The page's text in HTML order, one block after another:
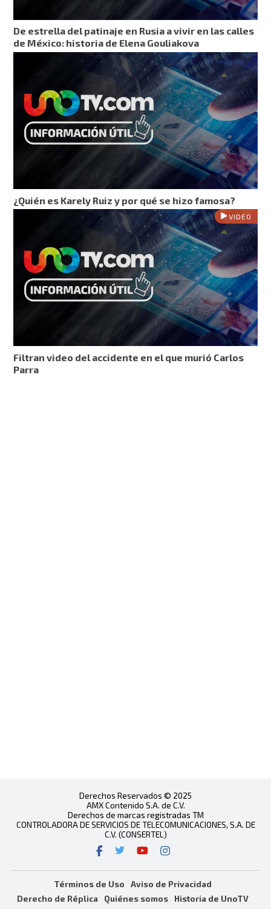
De estrella del patinaje en Rusia a vivir en las calles
de México: historia de Elena Gouliakova
¿Quién es Karely Ruiz y por qué se hizo famosa?
VIDEO
Filtran video del accidente en el que murió Carlos
Parra
Derechos Reservados © 2025
AMX Contenido S.A. de C.V.
Derechos de marcas registradas TM
CONTROLADORA DE SERVICIOS DE TELECOMUNICACIONES, S.A. DE
C.V. (CONSERTEL)
Términos de Uso
Aviso de Privacidad
Derecho de Réplica
Quiénes somos
Historia de UnoTV